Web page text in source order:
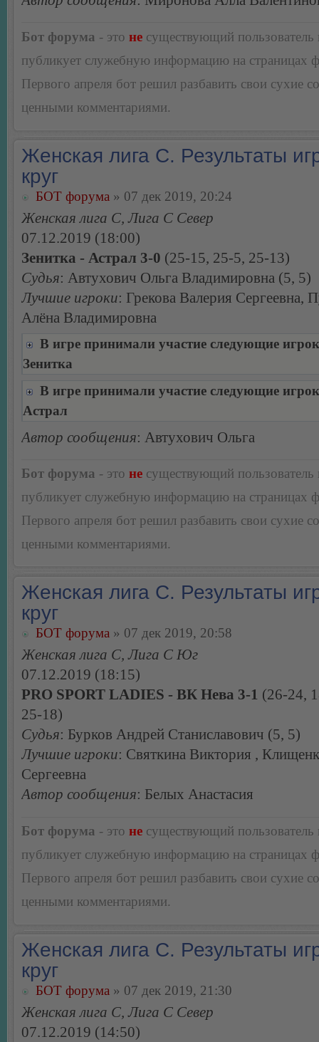
Бот форума - это не существующий пользователь
публикует служебную информацию на страницах
Первого апреля бот решил разбавить свои сухие
ценными комментариями.
Женская лига С. Результаты
круг
БОТ форума » 07 дек 2019, 20:24
Женская лига С, Лига С Север
07.12.2019 (18:00)
Зенитка - Астрал 3-0 (25-15, 25-5, 25-13)
Судья: Автухович Ольга Владимировна (5, 5)
Лучшие игроки: Грекова Валерия Сергеевна,
Алёна Владимировна
В игре принимали участие следующие
Зенитка
В игре принимали участие следующие
Астрал
Автор сообщения: Автухович Ольга
Бот форума - это не существующий пользователь
публикует служебную информацию на страницах
Первого апреля бот решил разбавить свои сухие
ценными комментариями.
Женская лига С. Результаты
круг
БОТ форума » 07 дек 2019, 20:58
Женская лига С, Лига С Юг
07.12.2019 (18:15)
PRO SPORT LADIES - ВК Нева 3-1 (26-24,
25-18)
Судья: Бурков Андрей Станиславович (5, 5)
Лучшие игроки: Святкина Виктория ,
Сергеевна
Автор сообщения: Белых Анастасия
Бот форума - это не существующий пользователь
публикует служебную информацию на страницах
Первого апреля бот решил разбавить свои сухие
ценными комментариями.
Женская лига С. Результаты
круг
БОТ форума » 07 дек 2019, 21:30
Женская лига С, Лига С Север
07.12.2019 (14:50)